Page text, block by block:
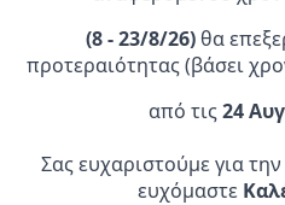
Επίσημος
(8 - 23/8/26)θα
προτεραιότητας (βάσει
από τις24
Σας ευχαριστούμε για
ευχόμαστε